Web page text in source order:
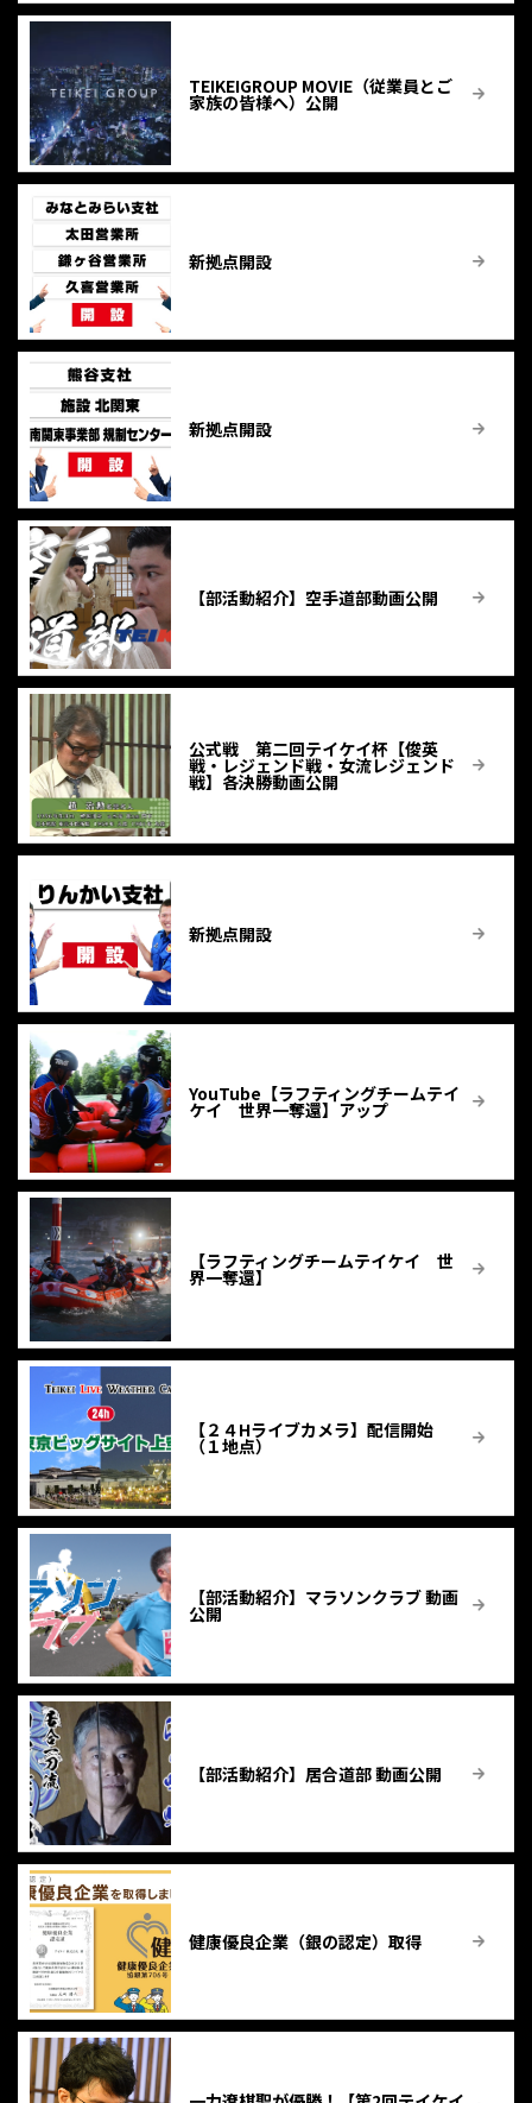
TEIKEIGROUP MOVIE（従業員とご
家族の皆様へ）公開
新拠点開設
新拠点開設
【部活動紹介】空手道部動画公開
公式戦 第二回テイケイ杯【俊英
戦・レジェンド戦・女流レジェンド
戦】各決勝動画公開
新拠点開設
YouTube【ラフティングチームテイ
ケイ 世界一奪還】アップ
【ラフティングチームテイケイ 世
界一奪還】
【２４Hライブカメラ】配信開始
（１地点）
【部活動紹介】マラソンクラブ 動画
公開
【部活動紹介】居合道部 動画公開
健康優良企業（銀の認定）取得